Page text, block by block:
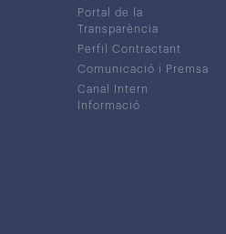
Portal de la
Transparència
Perfil Contractant
Comunicació i Premsa
Canal Intern
Informació